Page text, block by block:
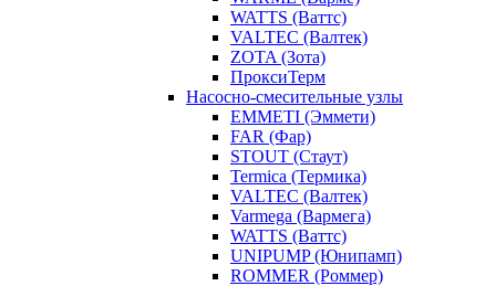
WATTS (Ваттс)
VALTEC (Валтек)
ZOTA (Зота)
ПроксиТерм
Насосно-смесительные узлы
EMMETI (Эммети)
FAR (Фар)
STOUT (Стаут)
Termica (Термика)
VALTEC (Валтек)
Varmega (Вармега)
WATTS (Ваттс)
UNIPUMP (Юнипамп)
ROMMER (Роммер)